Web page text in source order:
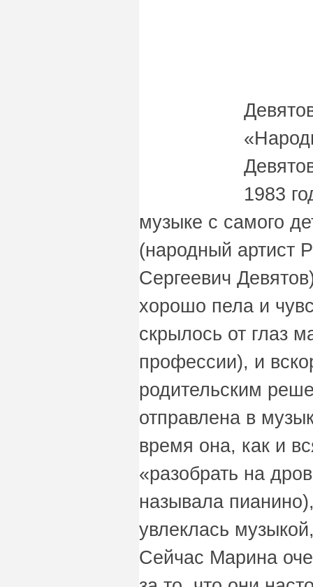
1983
музыке с самого
(народный артист
Сергеевич
хорошо пела и
скрылось от глаз
профессии), и
родительским
отправлена в
время она, как и
«разобрать на
называла
увлеклась
Сейчас Марина